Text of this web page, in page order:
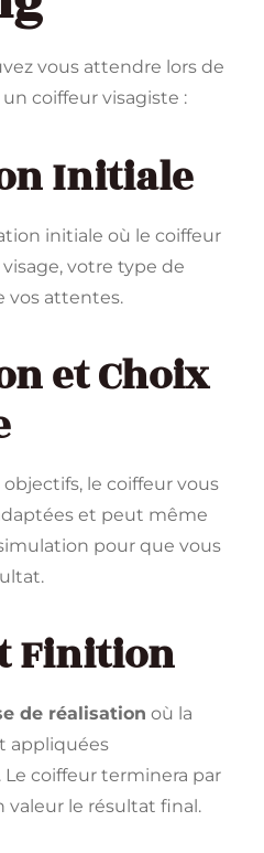
vous attendre lors de
coiffeur visagiste :
Initiale
initiale où le coiffeur
votre type de
vos attentes.
et Choix
le coiffeur vous
et peut même
pour que vous
Finition
de réalisation où la
appliquées
coiffeur terminera par
le résultat final.